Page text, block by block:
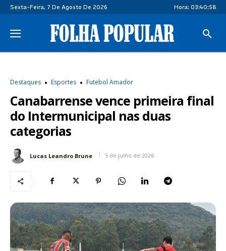
Sexta-Feira, 7 De Agosto De 2026 Hora: 03:40:59
Destaques Esportes Futebol Amador
Canabarrense vence primeira final
do Intermunicipal nas duas
categorias
Lucas Leandro Brune 5 de julho de 2026